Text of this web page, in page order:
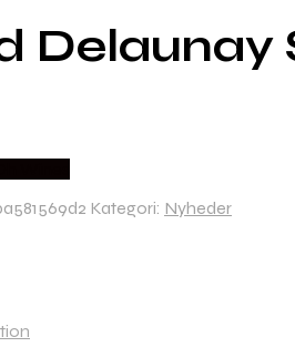
Delaunay
Kategori: Nyheder